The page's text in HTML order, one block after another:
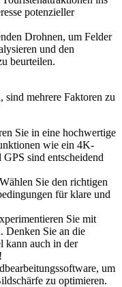
potenzieller
Drohnen, um Felder
und den
beurteilen.
sind mehrere Faktoren zu
Sie in eine hochwertige
wie ein 4K-
sind entscheidend
Wählen Sie den richtigen
für klare und
Sie mit
Denken Sie an die
kann auch in der
um
zu optimieren.